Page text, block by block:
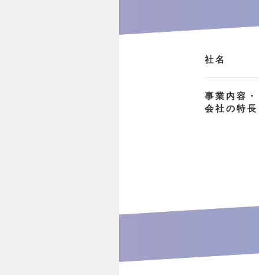
社名
事業内容・
会社の特長